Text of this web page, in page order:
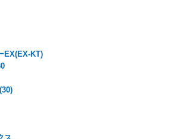
EX(EX-KT)